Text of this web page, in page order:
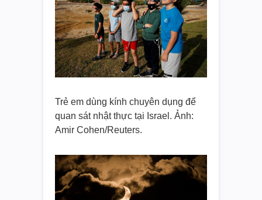
Trẻ em dùng kính chuyên dụng để
quan sát nhật thực tại Israel. Ảnh:
Amir Cohen/Reuters.